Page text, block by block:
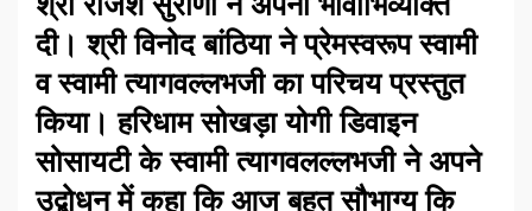
दी। श्री विनोद बांठिया ने प्रेमस्वरूप स्वामी
व स्वामी त्यागवल्लभजी का परिचय प्रस्तुत
किया। हरिधाम सोखड़ा योगी डिवाइन
सोसायटी के स्वामी त्यागवलल्लभजी ने अपने
उद्बोधन में कहा कि आज बहुत सौभाग्य कि